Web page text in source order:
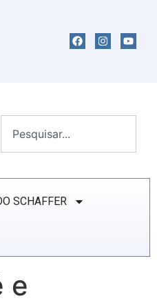
SCHAFFER
e